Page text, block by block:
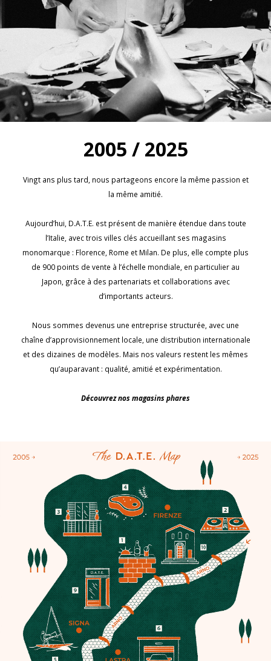
2005 / 2025
Vingt ans plus tard, nous partageons encore la même passion et
la même amitié.
Aujourd’hui, D.A.T.E. est présent de manière étendue dans toute
l’Italie, avec trois villes clés accueillant ses magasins
monomarque : Florence, Rome et Milan. De plus, elle compte plus
de 900 points de vente à l’échelle mondiale, en particulier au
Japon, grâce à des partenariats et collaborations avec
d’importants acteurs.
Nous sommes devenus une entreprise structurée, avec une
chaîne d’approvisionnement locale, une distribution internationale
et des dizaines de modèles. Mais nos valeurs restent les mêmes
qu’auparavant : qualité, amitié et expérimentation.
Découvrez nos magasins phares